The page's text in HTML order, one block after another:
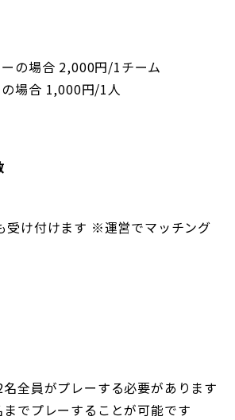
の場合 2,000円/1チーム
場合 1,000円/1人
受け付けます ※運営でマッチング
全員がプレーする必要があります
でプレーすることが可能です